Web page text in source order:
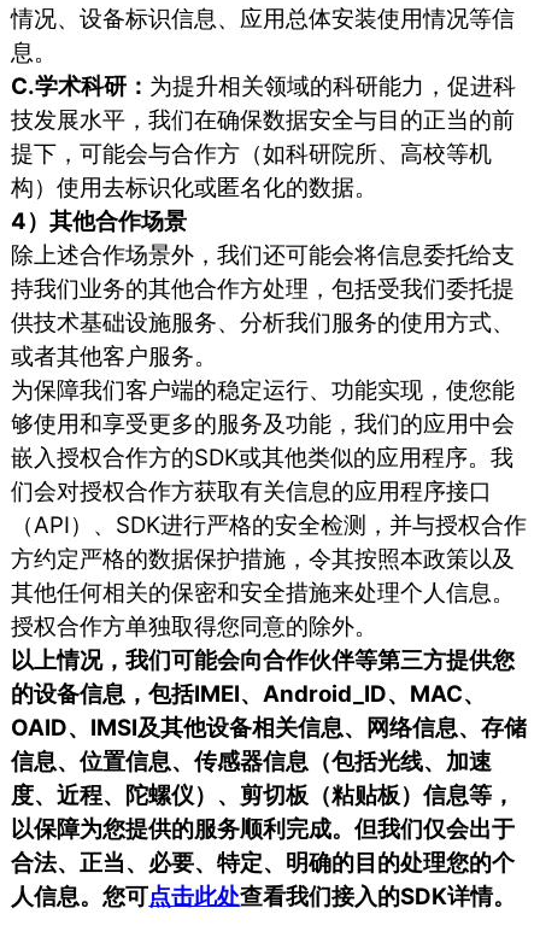
情况、设备标识信息、应用总体安装使用情况等信
息。
C.学术科研： 为提升相关领域的科研能力，促进科
技发展水平，我们在确保数据安全与目的正当的前
提下，可能会与合作方（如科研院所、高校等机
构）使用去标识化或匿名化的数据。
4）其他合作场景
除上述合作场景外，我们还可能会将信息委托给支
持我们业务的其他合作方处理，包括受我们委托提
供技术基础设施服务、分析我们服务的使用方式、
或者其他客户服务。
为保障我们客户端的稳定运行、功能实现，使您能
够使用和享受更多的服务及功能，我们的应用中会
嵌入授权合作方的SDK或其他类似的应用程序。我
们会对授权合作方获取有关信息的应用程序接口
（API）、SDK进行严格的安全检测，并与授权合作
方约定严格的数据保护措施，令其按照本政策以及
其他任何相关的保密和安全措施来处理个人信息。
授权合作方单独取得您同意的除外。
以上情况，我们可能会向合作伙伴等第三方提供您
的设备信息，包括IMEI、Android_ID、MAC、
OAID、IMSI及其他设备相关信息、网络信息、存储
信息、位置信息、传感器信息（包括光线、加速
度、近程、陀螺仪）、剪切板（粘贴板）信息等，
以保障为您提供的服务顺利完成。但我们仅会出于
合法、正当、必要、特定、明确的目的处理您的个
人信息。您可点击此处查看我们接入的SDK详情。